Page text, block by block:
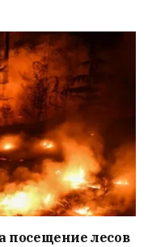
посещение лесов